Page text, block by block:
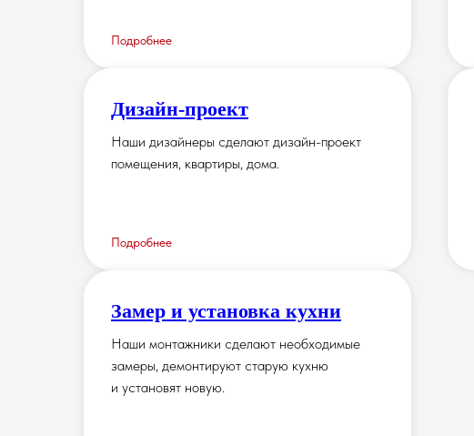
Подробнее
Дизайн-проект
Наши дизайнеры сделают дизайн-проект
помещения, квартиры, дома.
Подробнее
Замер и установка кухни
Наши монтажники сделают необходимые
замеры, демонтируют старую кухню
и установят новую.